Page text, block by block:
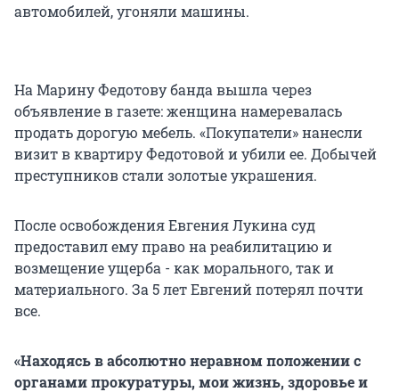
автомобилей, угоняли машины.
На Марину Федотову банда вышла через
объявление в газете: женщина намеревалась
продать дорогую мебель. «Покупатели» нанесли
визит в квартиру Федотовой и убили ее. Добычей
преступников стали золотые украшения.
После освобождения Евгения Лукина суд
предоставил ему право на реабилитацию и
возмещение ущерба - как морального, так и
материального. За 5 лет Евгений потерял почти
все.
«Находясь в абсолютно неравном положении с
органами прокуратуры, мои жизнь, здоровье и